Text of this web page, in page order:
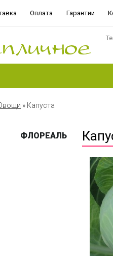
Оплата Гарантии
» Капуста
ФЛОРЕАЛЬ